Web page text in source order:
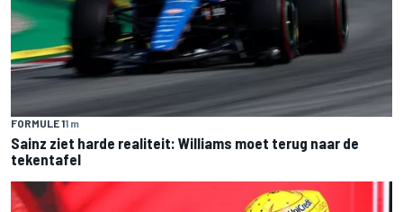
FORMULE 11 m
Sainz ziet harde realiteit: Williams moet terug naar de
tekentafel